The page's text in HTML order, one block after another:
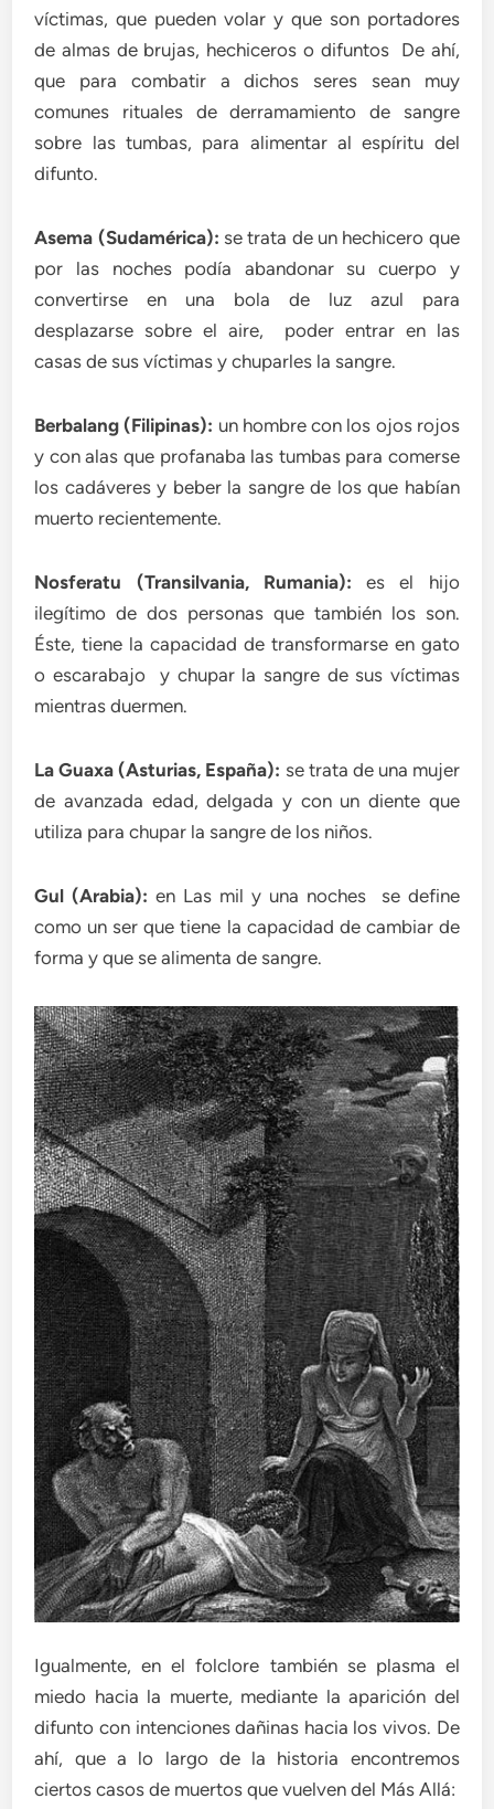
víctimas, que pueden volar y que son portadores
de almas de brujas, hechiceros o difuntos De ahí,
que para combatir a dichos seres sean muy
comunes rituales de derramamiento de sangre
sobre las tumbas, para alimentar al espíritu del
difunto.
Asema (Sudamérica): se trata de un hechicero que
por las noches podía abandonar su cuerpo y
convertirse en una bola de luz azul para
desplazarse sobre el aire, poder entrar en las
casas de sus víctimas y chuparles la sangre.
Berbalang (Filipinas): un hombre con los ojos rojos
y con alas que profanaba las tumbas para comerse
los cadáveres y beber la sangre de los que habían
muerto recientemente.
Nosferatu (Transilvania, Rumania): es el hijo
ilegítimo de dos personas que también los son.
Éste, tiene la capacidad de transformarse en gato
o escarabajo y chupar la sangre de sus víctimas
mientras duermen.
La Guaxa (Asturias, España): se trata de una mujer
de avanzada edad, delgada y con un diente que
utiliza para chupar la sangre de los niños.
Gul (Arabia): en Las mil y una noches se define
como un ser que tiene la capacidad de cambiar de
forma y que se alimenta de sangre.
Igualmente, en el folclore también se plasma el
miedo hacia la muerte, mediante la aparición del
difunto con intenciones dañinas hacia los vivos. De
ahí, que a lo largo de la historia encontremos
ciertos casos de muertos que vuelven del Más Allá: